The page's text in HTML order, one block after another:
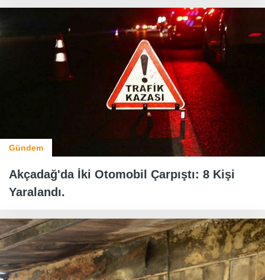
Gündem
Akçadağ'da İki Otomobil Çarpıştı: 8 Kişi
Yaralandı.